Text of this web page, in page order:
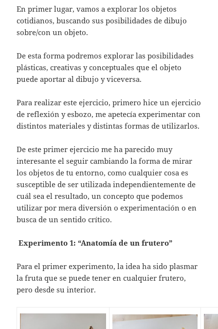
En primer lugar, vamos a explorar los objetos
cotidianos, buscando sus posibilidades de dibujo
sobre/con un objeto.
De esta forma podremos explorar las posibilidades
plásticas, creativas y conceptuales que el objeto
puede aportar al dibujo y viceversa.
Para realizar este ejercicio, primero hice un ejercicio
de reflexión y esbozo, me apetecía experimentar con
distintos materiales y distintas formas de utilizarlos.
De este primer ejercicio me ha parecido muy
interesante el seguir cambiando la forma de mirar
los objetos de tu entorno, como cualquier cosa es
susceptible de ser utilizada independientemente de
cuál sea el resultado, un concepto que podemos
utilizar por mera diversión o experimentación o en
busca de un sentido crítico.
Experimento 1: “Anatomía de un frutero”
Para el primer experimento, la idea ha sido plasmar
la fruta que se puede tener en cualquier frutero,
pero desde su interior.